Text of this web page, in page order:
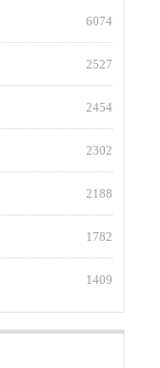
6074
2527
2454
2302
2188
1782
1409